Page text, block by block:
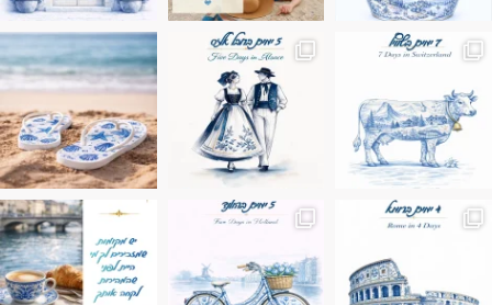
בחבל אלזס צרפת
בחופשה שבו הכל נהיה פשוט יותר. החול, הי
Instagram post
Instagram post 17994326828955248